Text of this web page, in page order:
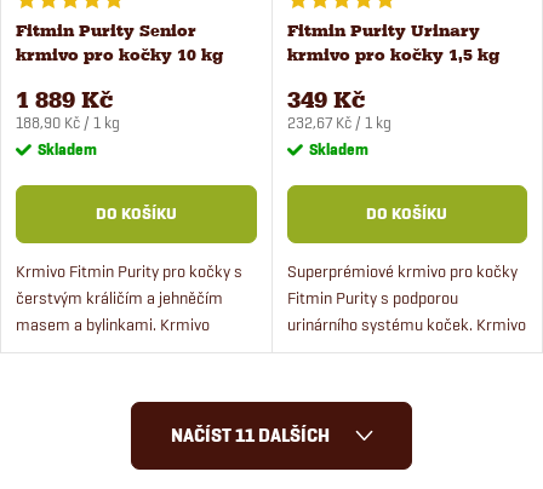
Fitmin Purity Senior
krmivo pro kočky 10 kg
1 889 Kč
Měrná
cena:
188,90 Kč / 1 kg
Skladem
DO KOŠÍKU
Krmivo Fitmin Purity pro kočky s
čerstvým králičím a jehněčím
masem a bylinkami. Krmivo
obsahuje více jak 50 % čerstvého
Fitmin Purity Urinary
krmivo pro kočky 1,5 kg
349 Kč
Měrná
cena:
232,67 Kč / 1 kg
Skladem
DO KOŠÍKU
Superprémiové krmivo pro kočky
Fitmin Purity s podporou
urinárního systému koček. Krmivo
obsahuje více jak 50 % masa,
NAČÍST 11 DALŠÍCH